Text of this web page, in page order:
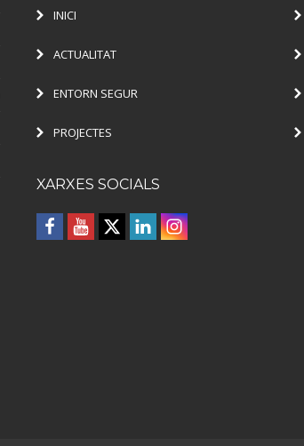
INICI
ACTUALITAT
ENTORN SEGUR
PROJECTES
XARXES SOCIALS